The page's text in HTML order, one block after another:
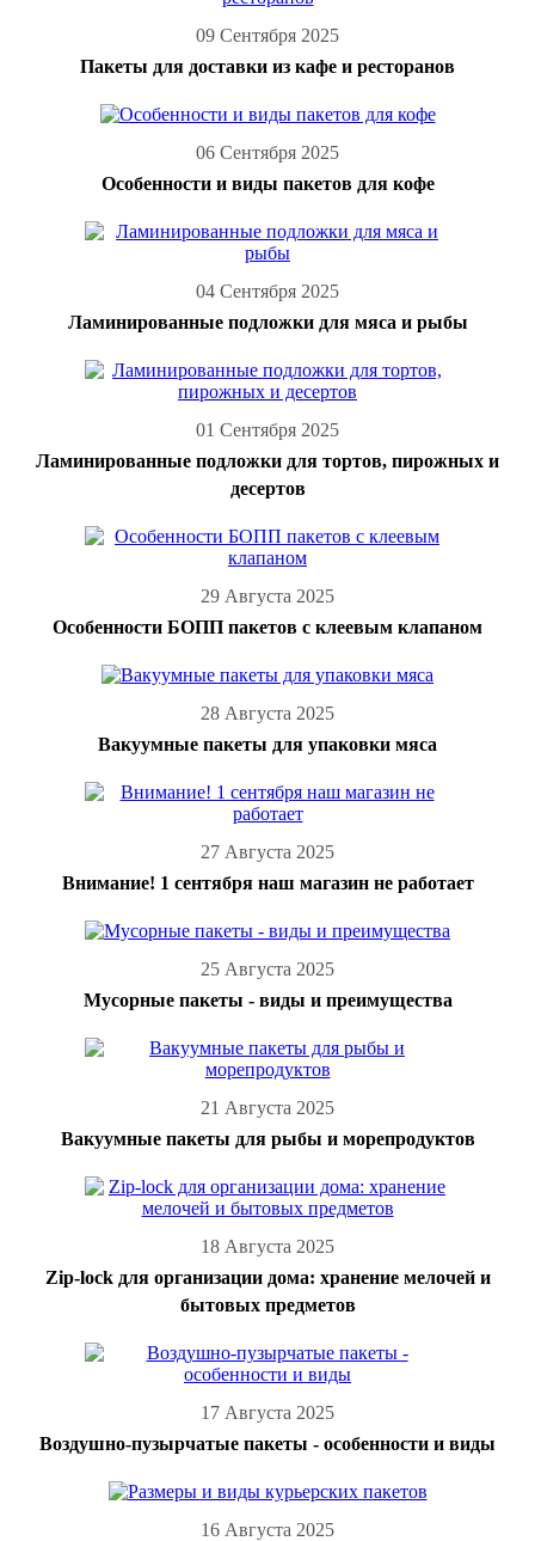
09 Сентября 2025
Пакеты для доставки из кафе и ресторанов
06 Сентября 2025
Особенности и виды пакетов для кофе
04 Сентября 2025
Ламинированные подложки для мяса и рыбы
01 Сентября 2025
Ламинированные подложки для тортов, пирожных и
десертов
29 Августа 2025
Особенности БОПП пакетов с клеевым клапаном
28 Августа 2025
Вакуумные пакеты для упаковки мяса
27 Августа 2025
Внимание! 1 сентября наш магазин не работает
25 Августа 2025
Мусорные пакеты - виды и преимущества
21 Августа 2025
Вакуумные пакеты для рыбы и морепродуктов
18 Августа 2025
Zip-lock для организации дома: хранение мелочей и
бытовых предметов
17 Августа 2025
Воздушно-пузырчатые пакеты - особенности и виды
16 Августа 2025